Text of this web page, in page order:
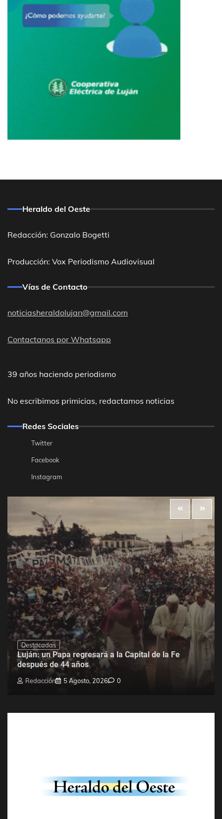
Heraldo del Oeste
Redacción: Gonzalo Bogetti
Producción: Vox Periodismo Audiovisual
Vías de Contacto
noticiasheraldolujan@gmail.com
Contactanos por Whatsapp
39 años haciendo periodismo
No escribimos primicias, redactamos noticias
Redes Sociales
Twitter
Facebook
Instagram
Destacadas
Luján: un Papa regresará a la Capital de la Fe
después de 44 años
Redacción 5 Agosto, 2026 0